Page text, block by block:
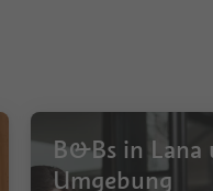
B&Bs in Lana
Umgebung